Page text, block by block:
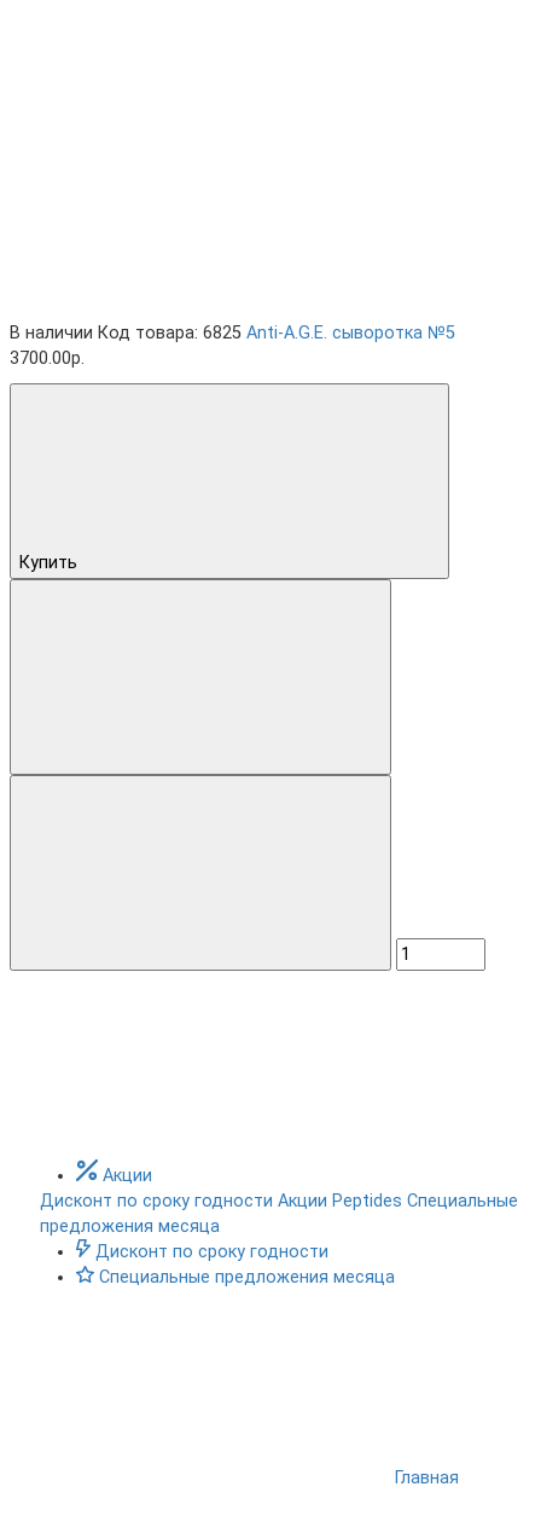
В наличии Код товара: 6825 Anti-A.G.E. cыворотка №5
3700.00р.
Купить
Акции
Дисконт по сроку годности Акции Peptides Специальные
предложения месяца
Дисконт по сроку годности
Специальные предложения месяца
Главная